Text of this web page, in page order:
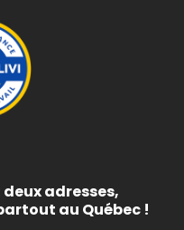
adresses,
au Québec !